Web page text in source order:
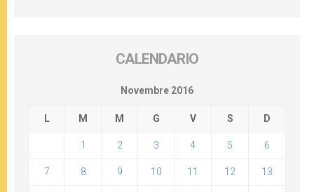
CALENDARIO
Novembre 2016
L M M G V S D
1 2 3 4 5 6
7 8 9 10 11 12 13